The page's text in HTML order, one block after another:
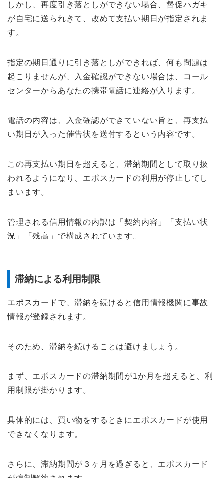
しかし、再度引き落としができない場合、督促ハガキ
が自宅に送られきて、改めて支払い期日が指定されま
す。
指定の期日通りに引き落としができれば、何も問題は
起こりませんが、入金確認ができない場合は、コール
センターからあなたの携帯電話に連絡が入ります。
電話の内容は、入金確認ができていない旨と、再支払
い期日が入った催告状を送付するという内容です。
この再支払い期日を超えると、滞納期間として取り扱
われるようになり、エポスカードの利用が停止してし
まいます。
管理される信用情報の内訳は「契約内容」「支払い状
況」「残高」で構成されています。
滞納による利用制限
エポスカードで、滞納を続けると信用情報機関に事故
情報が登録されます。
そのため、滞納を続けることは避けましょう。
まず、エポスカードの滞納期間が1か月を超えると、利
用制限が掛かります。
具体的には、買い物をするときにエポスカードが使用
できなくなります。
さらに、滞納期間が３ヶ月を過ぎると、エポスカード